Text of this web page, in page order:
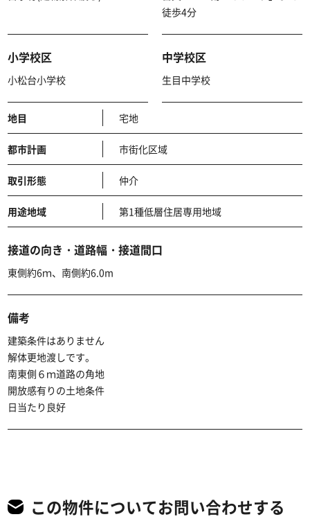
徒歩4分
小学校区
小松台小学校
中学校区
生目中学校
地目 宅地
都市計画 市街化区域
取引形態 仲介
用途地域 第1種低層住居専用地域
接道の向き・道路幅・接道間口
東側約6ｍ、南側約6.0m
備考
建築条件はありません
解体更地渡しです。
南東側６ｍ道路の角地
開放感有りの土地条件
日当たり良好
この物件についてお問い合わせする